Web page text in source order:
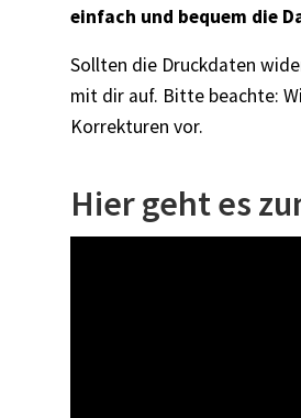
einfach und bequem die
Sollten die Druckdaten
mit dir auf. Bitte beachte:
Korrekturen vor.
Hier geht es